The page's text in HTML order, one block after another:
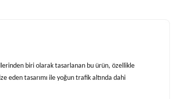
biri olarak tasarlanan bu ürün, özellikle
eden tasarımı ile yoğun trafik altında dahi